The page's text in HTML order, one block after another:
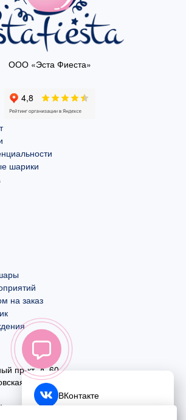
ООО «Эста Фиеста»
шарики
на заказ
пр-кт, д. 60
д. 59
ВКонтакте